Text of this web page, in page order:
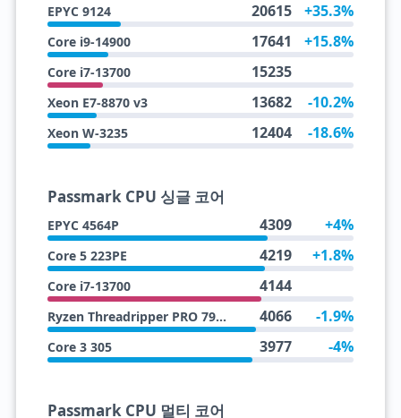
EPYC 9124 20615 +35.3%
Core i9-14900 17641 +15.8%
Core i7-13700 15235
Xeon E7-8870 v3 13682 -10.2%
Xeon W-3235 12404 -18.6%
Passmark CPU 싱글 코어
EPYC 4564P 4309 +4%
Core 5 223PE 4219 +1.8%
Core i7-13700 4144
Ryzen Threadripper PRO 7975WX 4066 -1.9%
Core 3 305 3977 -4%
Passmark CPU 멀티 코어